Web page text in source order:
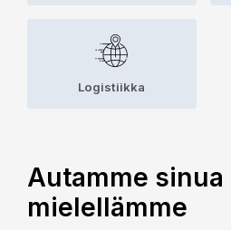
Logistiikka
Autamme sinua
mielellämme